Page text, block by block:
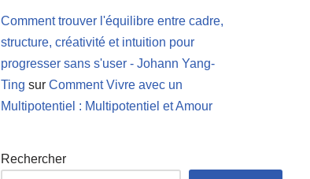
Comment trouver l'équilibre entre cadre,
structure, créativité et intuition pour
progresser sans s'user - Johann Yang-
Ting sur Comment Vivre avec un
Multipotentiel : Multipotentiel et Amour
Rechercher